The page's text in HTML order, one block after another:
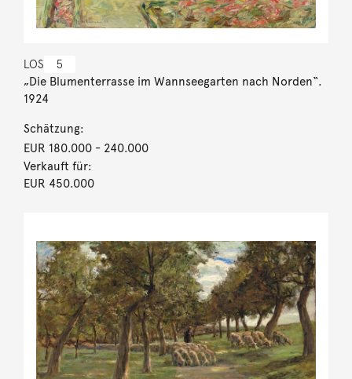
LOS 5
„Die Blumenterrasse im Wannseegarten nach Norden“.
1924
Schätzung:
EUR 180.000- 240.000
Verkauft für:
EUR 450.000